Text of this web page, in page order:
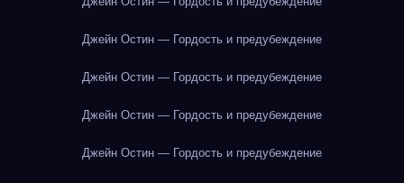
Джейн Остин — Гордость и предубеждение
Джейн Остин — Гордость и предубеждение
Джейн Остин — Гордость и предубеждение
Джейн Остин — Гордость и предубеждение